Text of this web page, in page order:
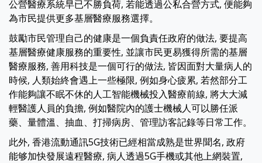
公營醫療系統早已不勝負荷, 若能透過公私合營方式, 便能夠
為市民提供更多基層醫療服務選擇。
鼓勵市民管理自己的健康是一個負責任政府的做法, 要提高
基層醫療健康服務的重要性, 並讓市民更易獲得所需的基層
醫療服務, 善用科技是一個可行的做法, 皆因面對大量病人的
時候, 人類始終會遇上一些極限, 例如身心疲累, 若然部分工
作能夠讓不眠不休的人工智能機械投入醫療前線, 將大大減
輕醫護人員的負擔, 例如醫院內的護士機械人可以勝任派
藥、量體溫、抽血、打掃病房、管理訪客記錄等日常工作。
此外, 香港流動通訊5G技術已經相當成熟是世界聞名, 政府
能够加快發展遠程醫療, 病人透過5G手機或其他上網裝置,